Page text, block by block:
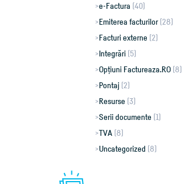
e-Factura (40)
Emiterea facturilor(28)
Facturi externe (2)
Integrări (5)
Opțiuni Factureaza.RO (8)
Pontaj (2)
Resurse (3)
Serii documente (1)
TVA (8)
Uncategorized (8)